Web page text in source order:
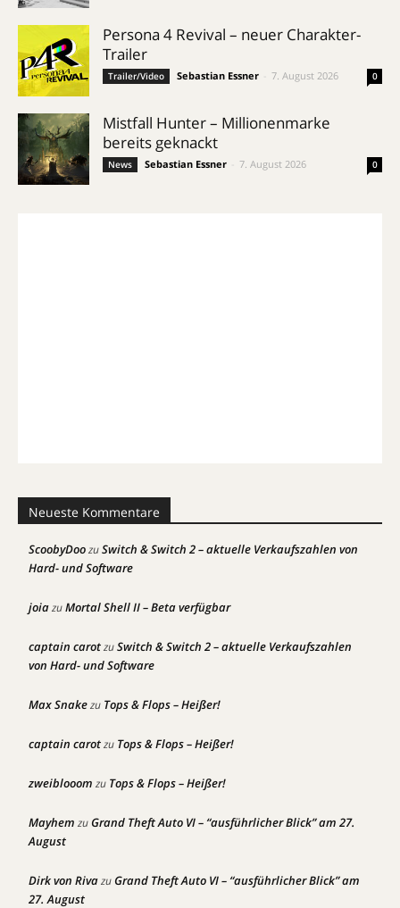
Persona 4 Revival – neuer Charakter-
Trailer
Trailer/Video Sebastian Essner 7. August 2026 0
Mistfall Hunter – Millionenmarke
bereits geknackt
News Sebastian Essner 7. August 2026 0
Neueste Kommentare
ScoobyDoozuSwitch & Switch 2 – aktuelle Verkaufszahlen von
Hard- und Software
joiazuMortal Shell II – Beta verfügbar
captain carotzuSwitch & Switch 2 – aktuelle Verkaufszahlen
von Hard- und Software
Max Snakezu Tops & Flops – Heißer!
captain carotzu Tops & Flops – Heißer!
zweiblooom zu Tops & Flops – Heißer!
Mayhem zuGrand Theft Auto VI – “ausführlicher Blick” am 27.
August
Dirk von RivazuGrand Theft Auto VI – “ausführlicher Blick” am
27. August